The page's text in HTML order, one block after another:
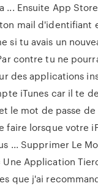
... Ensuite App
mail d'identifiant
si tu avais un
contre tu ne
des applications
iTunes car il te
le mot de passe de
faire lorsque votre
... Supprimer Le
Une Application
que j'ai